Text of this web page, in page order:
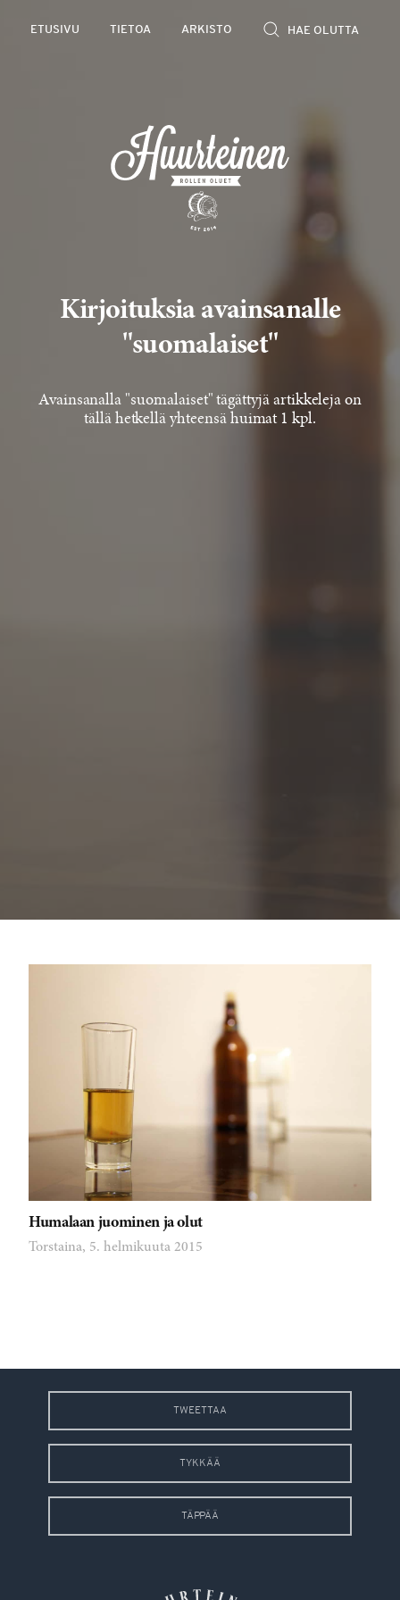
ETUSIVU TIETOA ARKISTO
Kirjoituksia avainsanalle
"suomalaiset"
Avainsanalla "suomalaiset" tägättyjä artikkeleja on
tällä hetkellä yhteensä huimat 1 kpl.
Humalaan juominen ja olut
Torstaina, 5. helmikuuta 2015
TWEETTAA
TYKKÄÄ
TÄPPÄÄ